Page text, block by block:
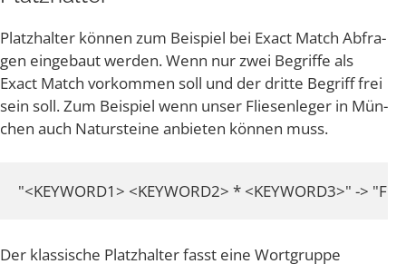
Platz­hal­ter kön­nen zum Bei­spiel bei Exact Match Abfra­
gen ein­ge­baut wer­den. Wenn nur zwei Begrif­fe als
Exact Match vor­kom­men soll und der drit­te Begriff frei
sein soll. Zum Bei­spiel wenn unser Flie­sen­le­ger in Mün­
chen auch Natur­stei­ne anbie­ten kön­nen muss.
"<KEYWORD1> <KEYWORD2> * <KEYWORD3>" ->
Der klas­si­sche Platz­hal­ter fasst eine Wort­grup­pe